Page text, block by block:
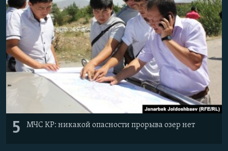
5 МЧС КР: никакой опасности прорыва озер нет